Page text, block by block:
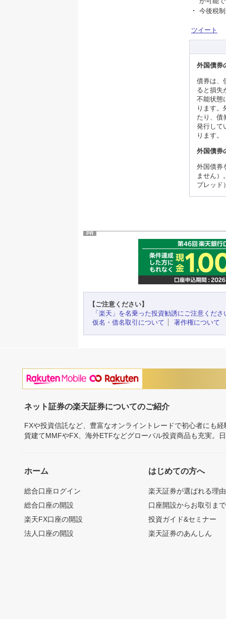
今後税
ツイート
外国債券
債券は、
ると損失
不能状態
ります。
たり、債
発行して
ります。
外国債券
外国債券
ません）
プレッド
PR
【ご注意ください】
「楽天」を名乗った投資勧誘にご注意くださ
仮名・借名取引について
著作権について
ネット証券の楽天証券についてのご紹介
FXや投資信託など、豊富なオンライントレードで初心者にも
貨建てMMFやFX、海外ETFなどグローバル投資商品も充実。
ホーム
総合口座ログイン
総合口座の開設
楽天FX口座の開設
法人口座の開設
はじめての方へ
楽天証券が選ばれる理由
口座開設からお取引ま
投資ガイド&セミナー
楽天証券のあんしん